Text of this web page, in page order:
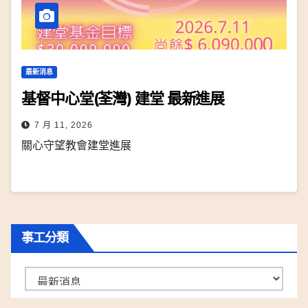
最新消息
基督中心堂(荃灣) 建堂 最新進展
7 月 11, 2026
關心守望教會建堂進展
事工分類
工